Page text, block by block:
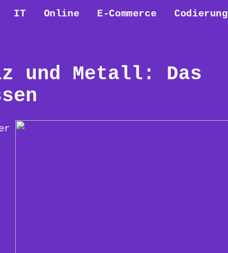
IT Online E-Commerce Codierung
und Metall: Das